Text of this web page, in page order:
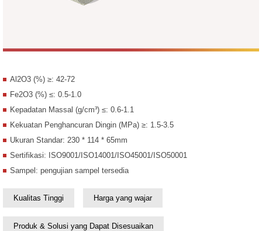
Al2O3 (%) ≥: 42-72
Fe2O3 (%) ≤: 0.5-1.0
Kepadatan Massal (g/cm³) ≤: 0.6-1.1
Kekuatan Penghancuran Dingin (MPa) ≥: 1.5-3.5
Ukuran Standar: 230 * 114 * 65mm
Sertifikasi: ISO9001/ISO14001/ISO45001/ISO50001
Sampel: pengujian sampel tersedia
Kualitas Tinggi Harga yang wajar
Produk & Solusi yang Dapat Disesuaikan